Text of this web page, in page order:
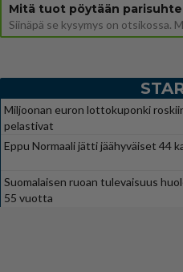
Mitä tuot pöytään
Miljoonan euron lottokuponki
pelastivat
Eppu Normaali jätti jäähyväiset 44
Suomalaisen ruoan tulevaisuus
55 vuotta